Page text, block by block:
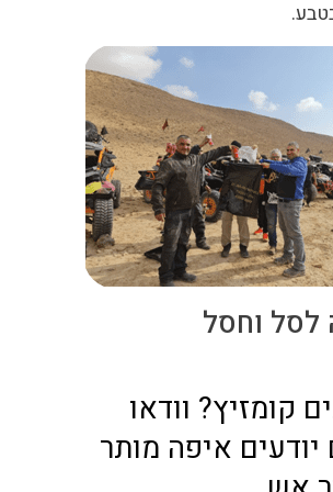
לסל וחסל
קומזיץ? וודאו
איפה מותר